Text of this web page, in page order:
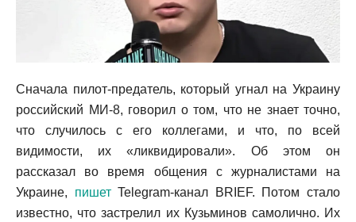
Сначала пилот-предатель, который угнал на Украину
российский МИ-8, говорил о том, что не знает точно,
что случилось с его коллегами, и что, по всей
видимости, их «ликвидировали». Об этом он
рассказал во время общения с журналистами на
Украине, пишетTelegram-канал BRIEF. Потом стало
известно, что застрелил их Кузьминов самолично. Их